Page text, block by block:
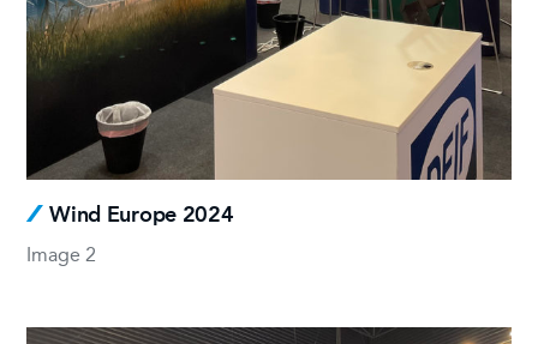
Wind Europe 2024
Image 2